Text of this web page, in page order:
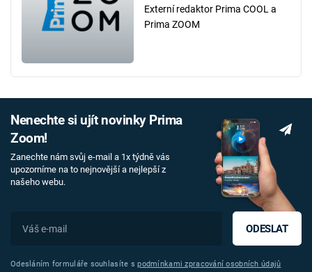
Externí redaktor Prima COOL a
Prima ZOOM
Nenechte si ujít novinky Prima
Zoom!
Zanechte nám svůj e-mail a 1x týdně vás
upozorníme na to nejnovější a nejlepší z
našeho webu.
ODESLAT
Odesláním formuláře souhlasíte spodmínkami zpracování osobních údajů